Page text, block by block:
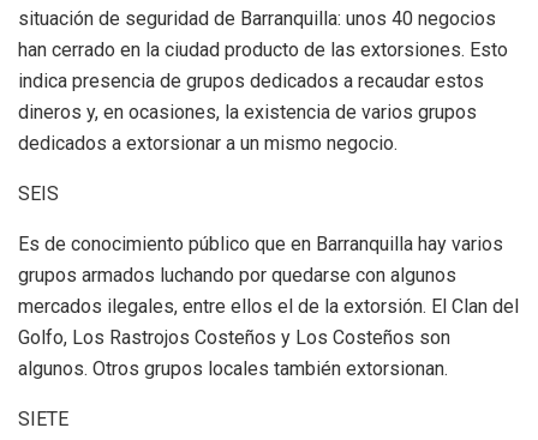
situación de seguridad de Barranquilla: unos 40 negocios
han cerrado en la ciudad producto de las extorsiones. Esto
indica presencia de grupos dedicados a recaudar estos
dineros y, en ocasiones, la existencia de varios grupos
dedicados a extorsionar a un mismo negocio.
SEIS
Es de conocimiento público que en Barranquilla hay varios
grupos armados luchando por quedarse con algunos
mercados ilegales, entre ellos el de la extorsión. El Clan del
Golfo, Los Rastrojos Costeños y Los Costeños son
algunos. Otros grupos locales también extorsionan.
SIETE